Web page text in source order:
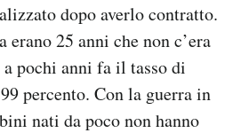
dopo averlo contratto.
25 anni che non c’era
pochi anni fa il tasso di
percento. Con la guerra in
nati da poco non hanno